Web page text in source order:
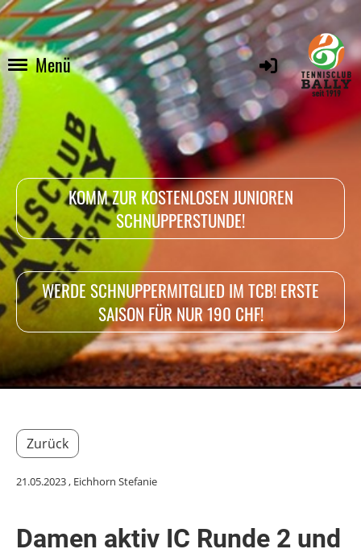
Menü
KOMM ZUR KOSTENLOSEN JUNIOREN
SCHNUPPERSTUNDE!
WERDE SCHNUPPERMITGLIED IM TCB! ERSTE
SAISON FÜR NUR 190 CHF!
Zurück
21.05.2023, Eichhorn Stefanie
Damen aktiv IC Runde 2 und